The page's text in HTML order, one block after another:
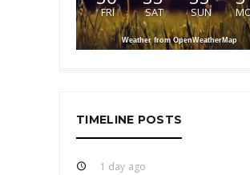
FRI SAT SUN
Weather from OpenWeatherMap
TIMELINE POSTS
1 day ago